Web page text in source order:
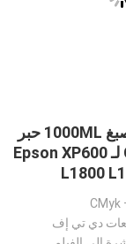
UV Dtf
Transfer